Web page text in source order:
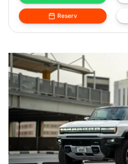
Reserv